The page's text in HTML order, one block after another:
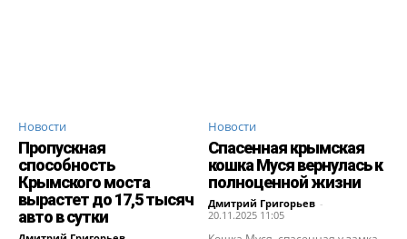
Новости
Пропускная
способность
Крымского моста
вырастет до 17,5 тысяч
авто в сутки
Новости
Спасенная крымская
кошка Муся вернулась к
полноценной жизни
Дмитрий Григорьев -
20.11.2025 11:05